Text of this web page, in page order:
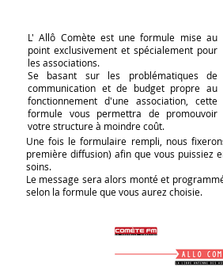
L' Allô Comète est une formule mise au
point exclusivement et spécialement pour
les associations.
Se basant sur les problématiques de
communication et de budget propre au
fonctionnement d'une association, cette
formule vous permettra de promouvoir
votre structure à moindre coût.
Une fois le formulaire rempli, nous
première diffusion) afin que vous puissiez
soins.
Le message sera alors monté et
selon la formule que vous aurez choisie.